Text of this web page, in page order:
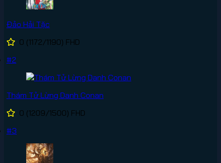
Đảo Hải Tặc
0 (1172/1190) FHD
#2
Thám Tử Lừng Danh Conan
0 (1209/1500) FHD
#3